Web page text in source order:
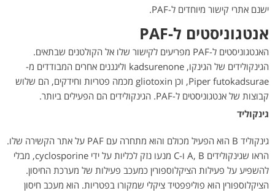
ישנם אתרי קישור מיוחדים ל-PAF.
אנטגוניסטים ל-PAF
האנטגוניסטים ל-PAF מפריעים לקישור שלו אל הקולטנים שבתאים.
הגינקולידים של הגינקו, kadsurenone וליגננים אחרים המבודדים מ-
Piper futokadsurae, וכן gliotoxin מכמה פטריות וחידקים, הם שלוש
קבוצות של אנטגוניסטים ל-PAF. הגינקולידים הם הפעילים ביותר.
גינקוליד
גינקוליד B הוא הפעיל מכולם והוא מתחרה עם PAF על אתר הקשירה שלו.
הראו שגינקולידים A, B ו-C מנעו נזק לכליות על ידי cyclosporine, מבלי
להשפיע על פעילות הציקלוספורין כמעכב פעילות של מערכת החיסון.
הציקלוספורין הוא פוליפפטיד ציקלי שמקורו בפטריות. הוא מעכב חיסון